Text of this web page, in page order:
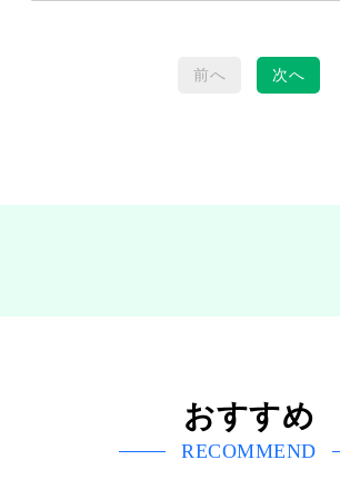
前へ 次へ
おすすめ
RECOMMEND